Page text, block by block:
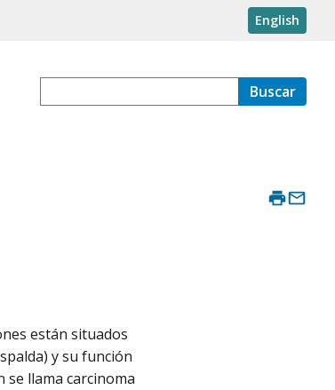
English
Buscar
están situados
y su función
se llama carcinoma